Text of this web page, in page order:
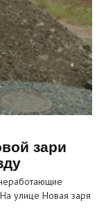
зари
улице Новая заря